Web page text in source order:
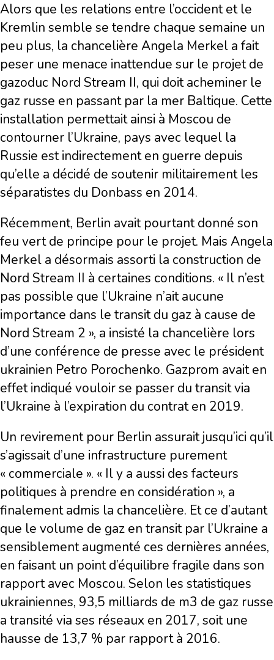
Alors que les relations entre l’occident et le
Kremlin semble se tendre chaque semaine un
peu plus, la chancelière Angela Merkel a fait
peser une menace inattendue sur le projet de
gazoduc Nord Stream II, qui doit acheminer le
gaz russe en passant par la mer Baltique. Cette
installation permettait ainsi à Moscou de
contourner l’Ukraine, pays avec lequel la
Russie est indirectement en guerre depuis
qu’elle a décidé de soutenir militairement les
séparatistes du Donbass en 2014.
Récemment, Berlin avait pourtant donné son
feu vert de principe pour le projet. Mais Angela
Merkel a désormais assorti la construction de
Nord Stream II à certaines conditions. « Il n’est
pas possible que l’Ukraine n’ait aucune
importance dans le transit du gaz à cause de
Nord Stream 2 », a insisté la chancelière lors
d’une conférence de presse avec le président
ukrainien Petro Porochenko. Gazprom avait en
effet indiqué vouloir se passer du transit via
l’Ukraine à l’expiration du contrat en 2019.
Un revirement pour Berlin assurait jusqu’ici qu’il
s’agissait d’une infrastructure purement
« commerciale ». « Il y a aussi des facteurs
politiques à prendre en considération », a
finalement admis la chancelière. Et ce d’autant
que le volume de gaz en transit par l’Ukraine a
sensiblement augmenté ces dernières années,
en faisant un point d’équilibre fragile dans son
rapport avec Moscou. Selon les statistiques
ukrainiennes, 93,5 milliards de m3 de gaz russe
a transité via ses réseaux en 2017, soit une
hausse de 13,7 % par rapport à 2016.